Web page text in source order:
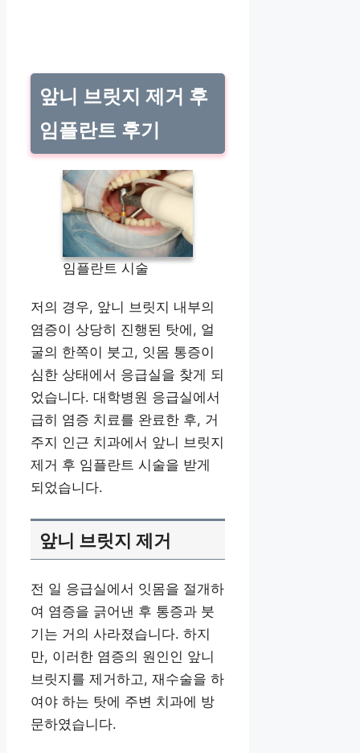
앞니 브릿지 제거 후
임플란트 후기
임플란트 시술
저의 경우, 앞니 브릿지 내부의
염증이 상당히 진행된 탓에, 얼
굴의 한쪽이 붓고, 잇몸 통증이
심한 상태에서 응급실을 찾게 되
었습니다. 대학병원 응급실에서
급히 염증 치료를 완료한 후, 거
주지 인근 치과에서 앞니 브릿지
제거 후 임플란트 시술을 받게
되었습니다.
앞니 브릿지 제거
전 일 응급실에서 잇몸을 절개하
여 염증을 긁어낸 후 통증과 붓
기는 거의 사라졌습니다. 하지
만, 이러한 염증의 원인인 앞니
브릿지를 제거하고, 재수술을 하
여야 하는 탓에 주변 치과에 방
문하였습니다.